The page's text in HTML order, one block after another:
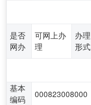
是否
网办
可网上办
理
办理
形式
基本
编码
000823008000